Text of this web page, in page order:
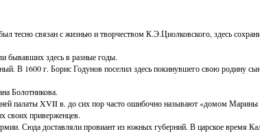
тесно связан с жизнью и творчеством К.Э.Циолковского, здесь
бывавших здесь в разные годы.
В 1600 г. Борис Годунов поселил здесь покинувшего свою родину
Болотникова.
палаты XVII в. до сих пор часто ошибочно называют «домом
своих приверженцев.
Сюда доставляли провиант из южных губерний. В царское время